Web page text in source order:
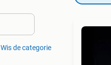
Wis de categorie